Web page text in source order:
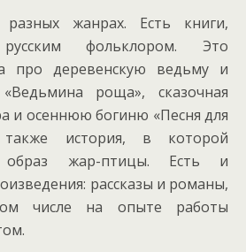
жанрах. Есть книги,
русским фольклором. Это
про деревенскую ведьму и
роща», сказочная
и осеннюю богиню «Песня для
история, в которой
образ жар-птицы. Есть и
рассказы и романы,
числе на опыте работы